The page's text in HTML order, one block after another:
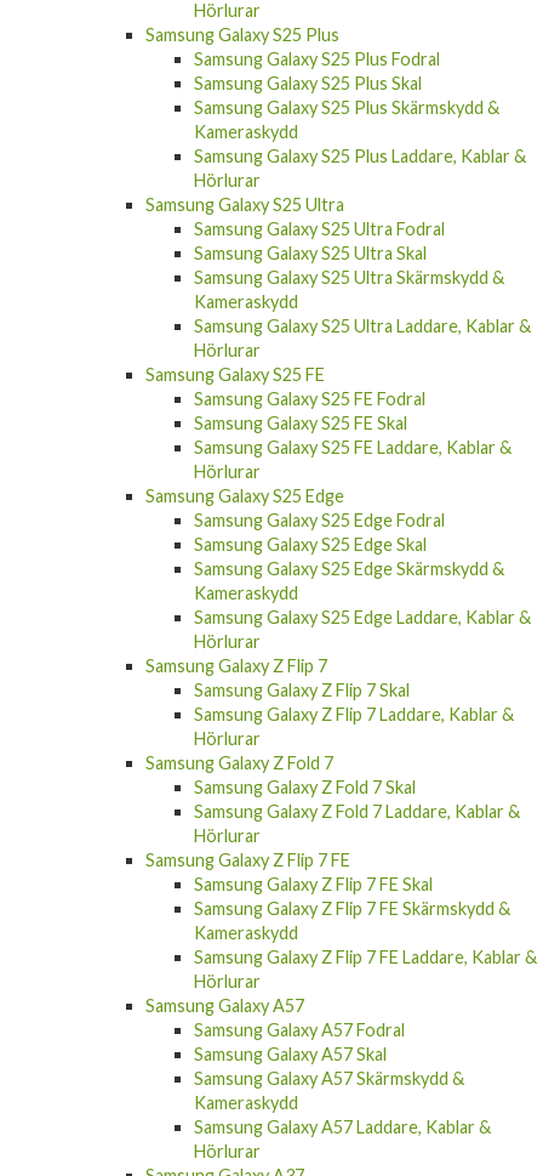
Hörlurar
Samsung Galaxy S25 Plus
Samsung Galaxy S25 Plus Fodral
Samsung Galaxy S25 Plus Skal
Samsung Galaxy S25 Plus Skärmskydd &
Kameraskydd
Samsung Galaxy S25 Plus Laddare, Kablar &
Hörlurar
Samsung Galaxy S25 Ultra
Samsung Galaxy S25 Ultra Fodral
Samsung Galaxy S25 Ultra Skal
Samsung Galaxy S25 Ultra Skärmskydd &
Kameraskydd
Samsung Galaxy S25 Ultra Laddare, Kablar &
Hörlurar
Samsung Galaxy S25 FE
Samsung Galaxy S25 FE Fodral
Samsung Galaxy S25 FE Skal
Samsung Galaxy S25 FE Laddare, Kablar &
Hörlurar
Samsung Galaxy S25 Edge
Samsung Galaxy S25 Edge Fodral
Samsung Galaxy S25 Edge Skal
Samsung Galaxy S25 Edge Skärmskydd &
Kameraskydd
Samsung Galaxy S25 Edge Laddare, Kablar &
Hörlurar
Samsung Galaxy Z Flip 7
Samsung Galaxy Z Flip 7 Skal
Samsung Galaxy Z Flip 7 Laddare, Kablar &
Hörlurar
Samsung Galaxy Z Fold 7
Samsung Galaxy Z Fold 7 Skal
Samsung Galaxy Z Fold 7 Laddare, Kablar &
Hörlurar
Samsung Galaxy Z Flip 7 FE
Samsung Galaxy Z Flip 7 FE Skal
Samsung Galaxy Z Flip 7 FE Skärmskydd &
Kameraskydd
Samsung Galaxy Z Flip 7 FE Laddare, Kablar &
Hörlurar
Samsung Galaxy A57
Samsung Galaxy A57 Fodral
Samsung Galaxy A57 Skal
Samsung Galaxy A57 Skärmskydd &
Kameraskydd
Samsung Galaxy A57 Laddare, Kablar &
Hörlurar